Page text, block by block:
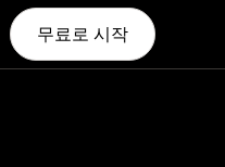
무료로 시작